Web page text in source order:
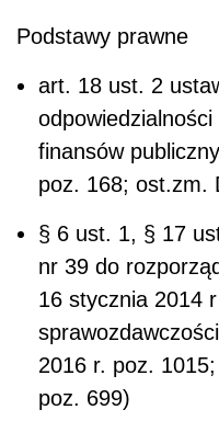
Podstawy prawne
art. 18 ust. 2
finansów
poz. 168; ost.zm.
§ 6 ust. 1, § 17
nr 39 do
16 stycznia 2014
2016 r. poz.
poz. 699)